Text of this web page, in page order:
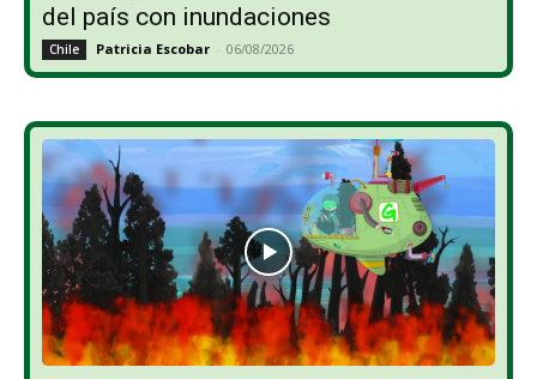
del país con inundaciones
Chile Patricia Escobar - 06/08/2026